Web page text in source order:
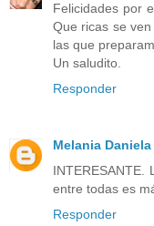
Felicidades por
Que ricas se
las que
Un saludito.
Responder
Melania Daniela
INTERESANTE.
entre todas es
Responder